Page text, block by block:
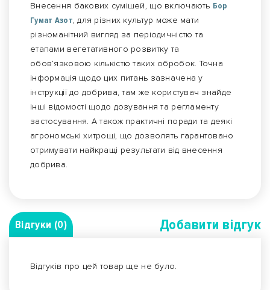
Внесення бакових сумішей, що включають Бор
Гумат Азот, для різних культур може мати
різноманітний вигляд за періодичністю та
етапами вегетативного розвитку та
обов’язковою кількістю таких обробок. Точна
інформація щодо цих питань зазначена у
інструкції до добрива, там же користувач знайде
інші відомості щодо дозування та регламенту
застосування. А також практичні поради та деякі
агрономські хитрощі, що дозволять гарантовано
отримувати найкращі результати від внесення
добрива.
Відгуки (0) Добавити вiдгук
Відгуків про цей товар ще не було.